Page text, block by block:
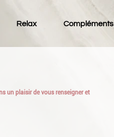
Relax Compléments
un plaisir de vous renseigner et